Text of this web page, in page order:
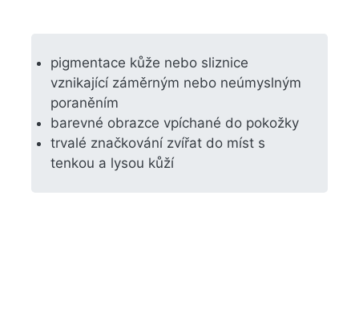
pigmentace kůže nebo sliznice
vznikající záměrným nebo neúmyslným
poraněním
barevné obrazce vpíchané do pokožky
trvalé značkování zvířat do míst s
tenkou a lysou kůží